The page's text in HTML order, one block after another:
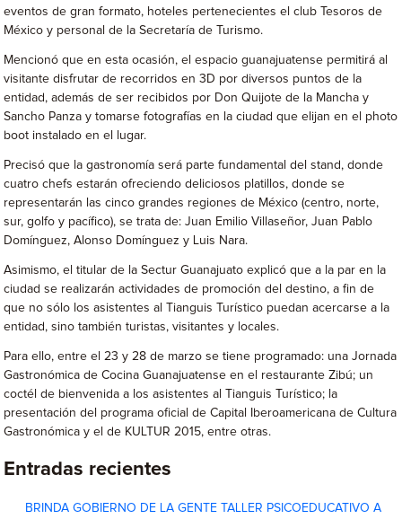
eventos de gran formato, hoteles pertenecientes el club Tesoros de
México y personal de la Secretaría de Turismo.
Mencionó que en esta ocasión, el espacio guanajuatense permitirá al
visitante disfrutar de recorridos en 3D por diversos puntos de la
entidad, además de ser recibidos por Don Quijote de la Mancha y
Sancho Panza y tomarse fotografías en la ciudad que elijan en el photo
boot instalado en el lugar.
Precisó que la gastronomía será parte fundamental del stand, donde
cuatro chefs estarán ofreciendo deliciosos platillos, donde se
representarán las cinco grandes regiones de México (centro, norte,
sur, golfo y pacífico), se trata de: Juan Emilio Villaseñor, Juan Pablo
Domínguez, Alonso Domínguez y Luis Nara.
Asimismo, el titular de la Sectur Guanajuato explicó que a la par en la
ciudad se realizarán actividades de promoción del destino, a fin de
que no sólo los asistentes al Tianguis Turístico puedan acercarse a la
entidad, sino también turistas, visitantes y locales.
Para ello, entre el 23 y 28 de marzo se tiene programado: una Jornada
Gastronómica de Cocina Guanajuatense en el restaurante Zibú; un
coctél de bienvenida a los asistentes al Tianguis Turístico; la
presentación del programa oficial de Capital Iberoamericana de Cultura
Gastronómica y el de KULTUR 2015, entre otras.
Entradas recientes
BRINDA GOBIERNO DE LA GENTE TALLER PSICOEDUCATIVO A